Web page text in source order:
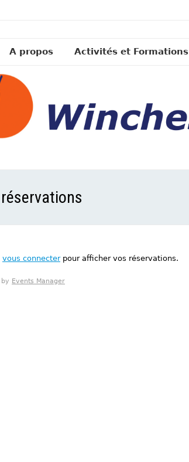
A propos Activités et Formations
vous connecterpour afficher vos réservations.
by Events Manager